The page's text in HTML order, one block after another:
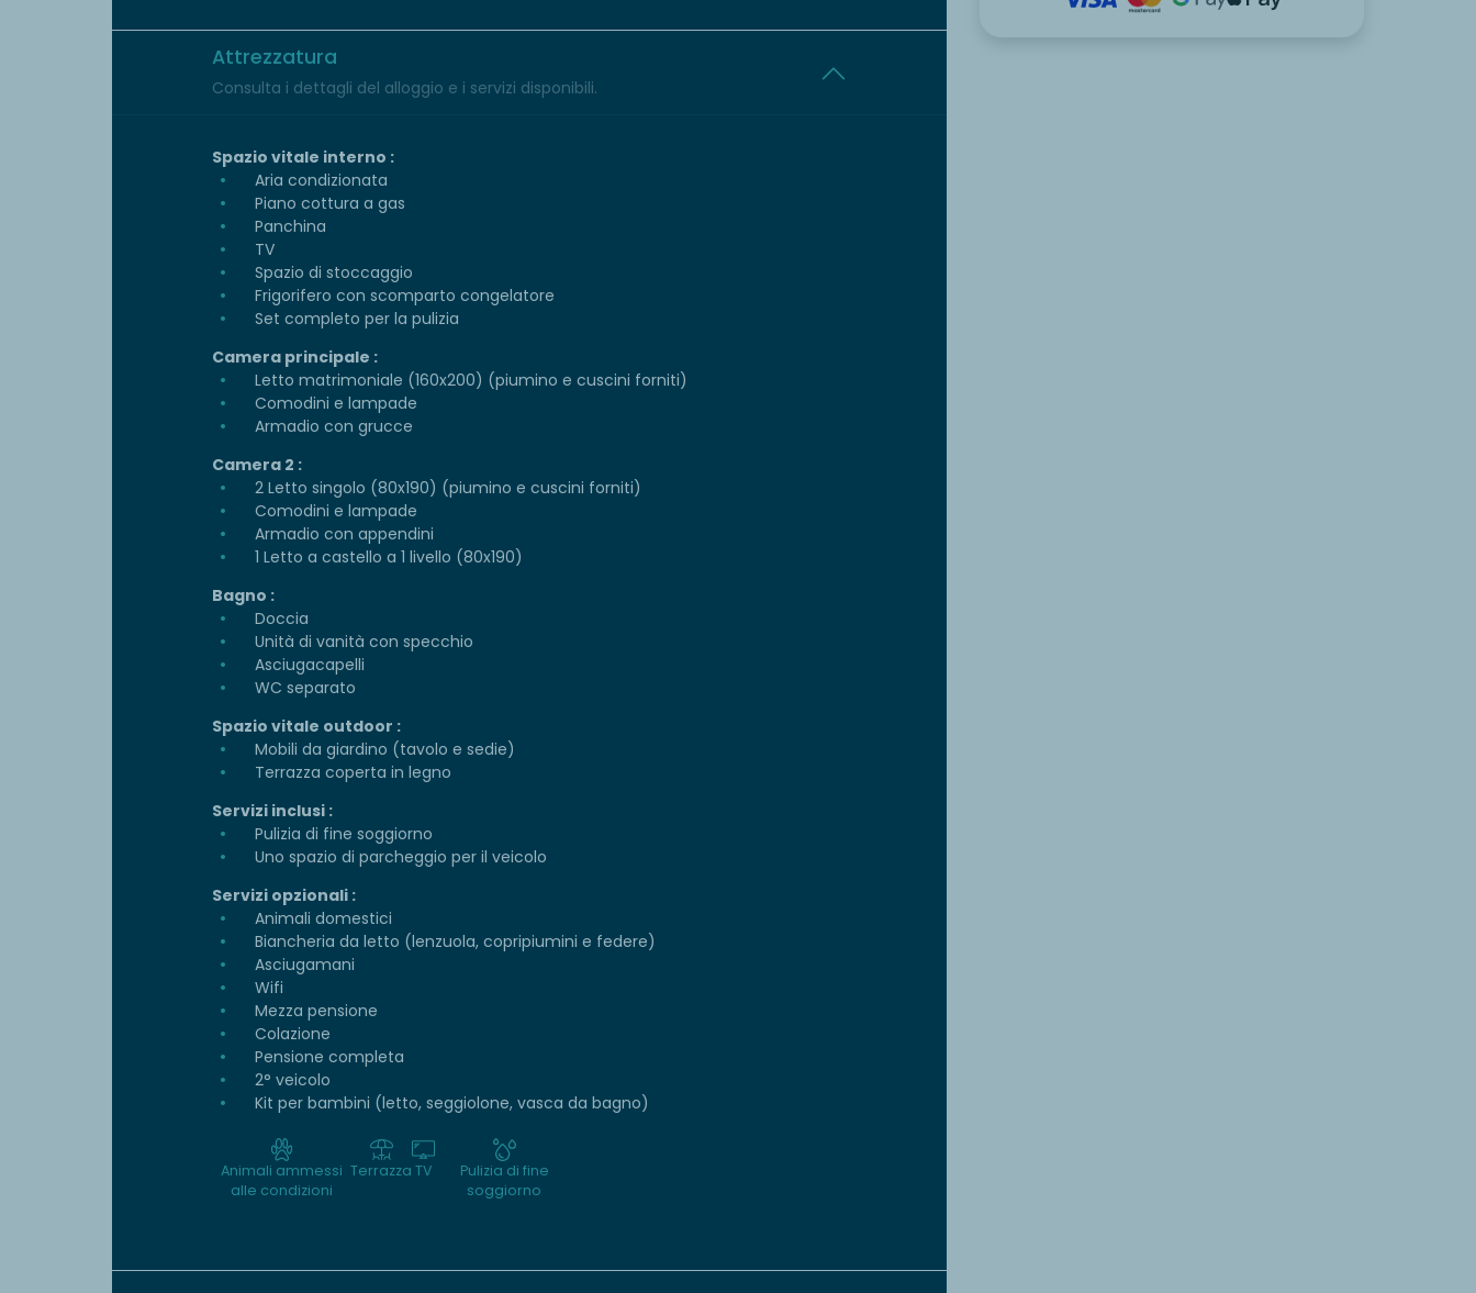
Attrezzatura
Consulta i dettagli del alloggio e i servizi disponibili.
Spazio vitale interno :
Aria condizionata
Piano cottura a gas
Panchina
TV
Spazio di stoccaggio
Frigorifero con scomparto congelatore
Set completo per la pulizia
Camera principale :
Letto matrimoniale (160x200) (piumino e cuscini forniti)
Comodini e lampade
Armadio con grucce
Camera 2 :
2 Letto singolo (80x190) (piumino e cuscini forniti)
Comodini e lampade
Armadio con appendini
1 Letto a castello a 1 livello (80x190)
Bagno :
Doccia
Unità di vanità con specchio
Asciugacapelli
WC separato
Spazio vitale outdoor :
Mobili da giardino (tavolo e sedie)
Terrazza coperta in legno
Servizi inclusi :
Pulizia di fine soggiorno
Uno spazio di parcheggio per il veicolo
Servizi opzionali :
Animali domestici
Biancheria da letto (lenzuola, copripiumini e federe)
Asciugamani
Wifi
Mezza pensione
Colazione
Pensione completa
2° veicolo
Kit per bambini (letto, seggiolone, vasca da bagno)
Animali ammessi
alle condizioni
Terrazza TV
Pulizia di fine
soggiorno